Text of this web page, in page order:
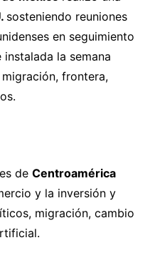
sosteniendo reuniones
en seguimiento
la semana
frontera,
de Centroamérica
y la inversión y
migración, cambio